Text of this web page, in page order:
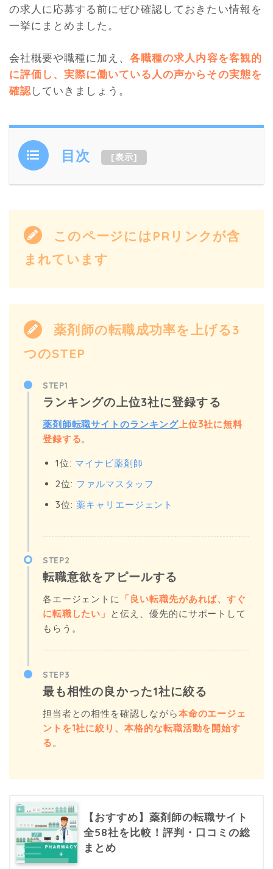
の求人に応募する前にぜひ確認しておきたい情報を
一挙にまとめました。
会社概要や職種に加え、各職種の求人内容を客観的
に評価し、実際に働いている人の声からその実態を
確認していきましょう。
目次 [表示]
このページにはPRリンクが含
まれています
薬剤師の転職成功率を上げる3
つのSTEP
STEP1
ランキングの上位3社に登録する
薬剤師転職サイトのランキング上位3社に無料
登録する。
1位: マイナビ薬剤師
2位: ファルマスタッフ
3位:薬キャリエージェント
STEP2
転職意欲をアピールする
各エージェントに 「良い転職先があれば、すぐ
に転職したい」 と伝え、優先的にサポートして
もらう。
STEP3
最も相性の良かった1社に絞る
担当者との相性を確認しながら本命のエージェ
ントを1社に絞り、本格的な転職活動を開始す
る。
【おすすめ】薬剤師の転職サイト
全58社を比較！評判・口コミの総
まとめ